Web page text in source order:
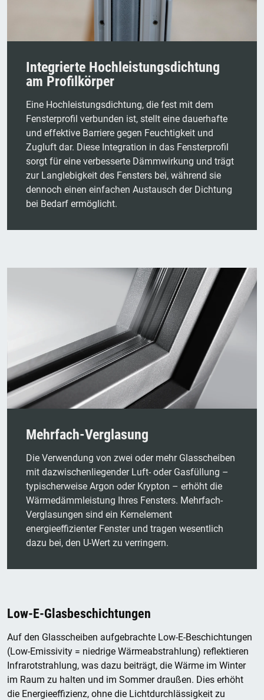
Integrierte Hochleistungsdichtung
am Profilkörper
Eine Hochleistungsdichtung, die fest mit dem
Fensterprofil verbunden ist, stellt eine dauerhafte
und effektive Barriere gegen Feuchtigkeit und
Zugluft dar. Diese Integration in das Fensterprofil
sorgt für eine verbesserte Dämmwirkung und trägt
zur Langlebigkeit des Fensters bei, während sie
dennoch einen einfachen Austausch der Dichtung
bei Bedarf ermöglicht.
Mehrfach-Verglasung
Die Verwendung von zwei oder mehr Glasscheiben
mit dazwischenliegender Luft- oder Gasfüllung –
typischerweise Argon oder Krypton – erhöht die
Wärmedämmleistung Ihres Fensters. Mehrfach-
Verglasungen sind ein Kernelement
energieeffizienter Fenster und tragen wesentlich
dazu bei, den U-Wert zu verringern.
Low-E-Glasbeschichtungen
Auf den Glasscheiben aufgebrachte Low-E-Beschichtungen
(Low-Emissivity = niedrige Wärmeabstrahlung) reflektieren
Infrarotstrahlung, was dazu beiträgt, die Wärme im Winter
im Raum zu halten und im Sommer draußen. Dies erhöht
die Energieeffizienz, ohne die Lichtdurchlässigkeit zu